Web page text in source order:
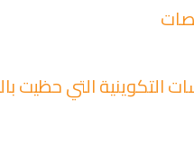
التكوينية التي حظيت